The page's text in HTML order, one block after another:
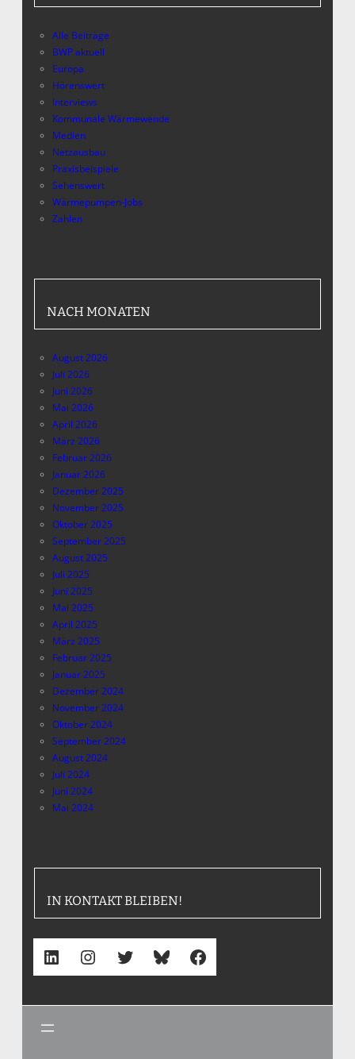
Alle Beiträge
BWP aktuell
Europa
Hörenswert
Interviews
Kommunale Wärmewende
Medien
Netzausbau
Praxisbeispiele
Sehenswert
Wärmepumpen-Jobs
Zahlen
NACH MONATEN
August 2026
Juli 2026
Juni 2026
Mai 2026
April 2026
März 2026
Februar 2026
Januar 2026
Dezember 2025
November 2025
Oktober 2025
September 2025
August 2025
Juli 2025
Juni 2025
Mai 2025
April 2025
März 2025
Februar 2025
Januar 2025
Dezember 2024
November 2024
Oktober 2024
September 2024
August 2024
Juli 2024
Juni 2024
Mai 2024
IN KONTAKT BLEIBEN!
LinkedIn Instagram Twitter Bluesky Facebook